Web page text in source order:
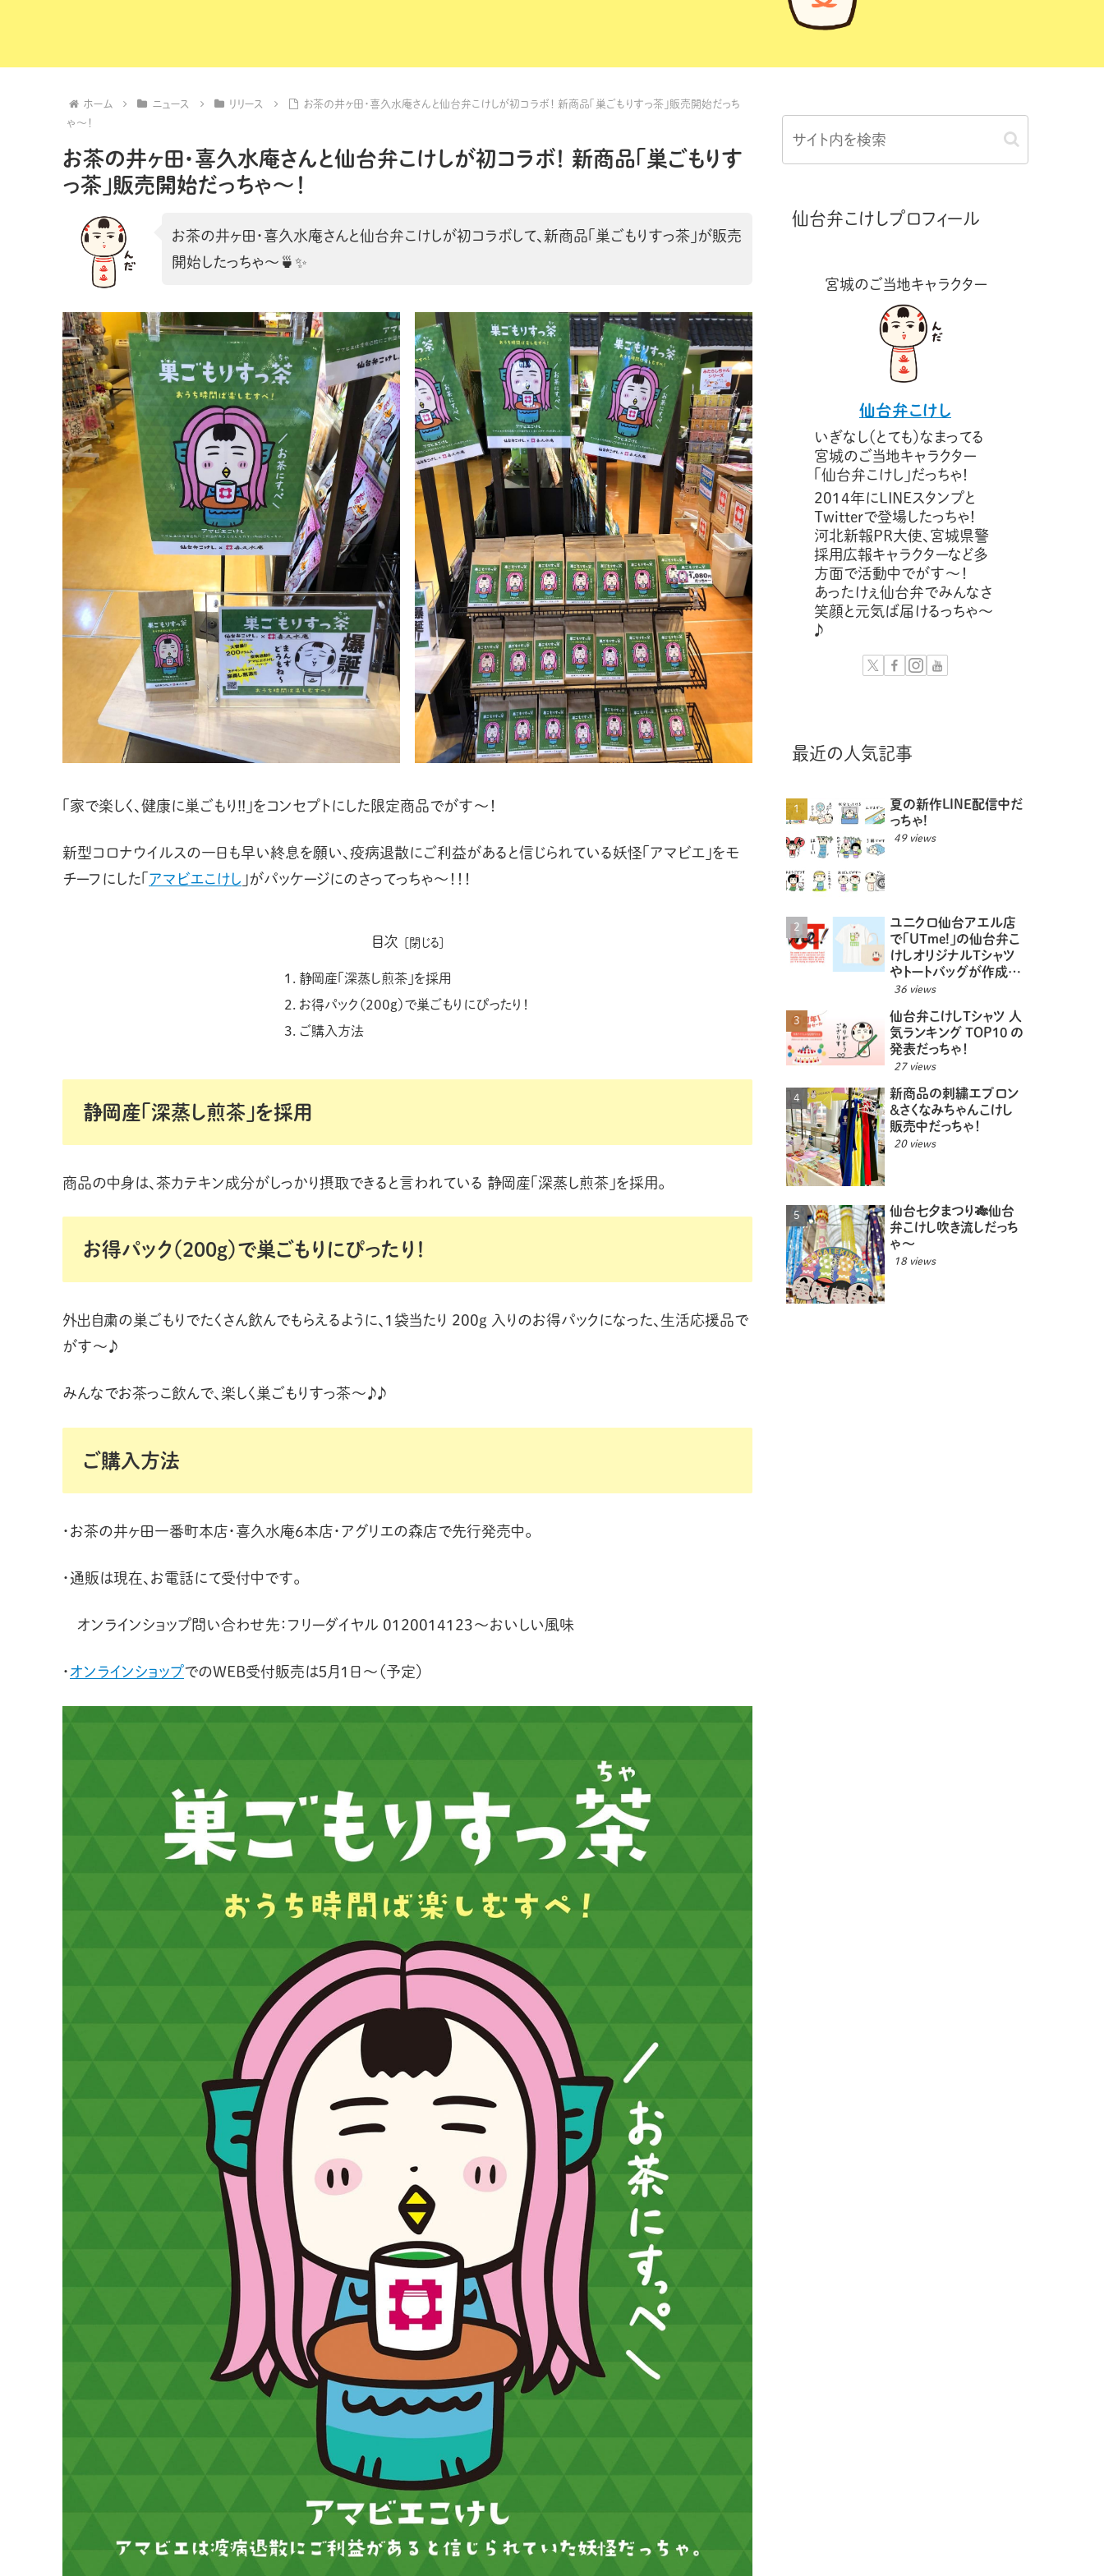
ホーム ニュース リリース
お茶の井ヶ田・喜久水庵さんと仙台弁こけしが初コラボ！ 新商品「巣ごもりすっ茶」販売開始だっち
ゃ〜！
お茶の井ヶ田・喜久水庵さんと仙台弁こけしが初コラボ！ 新商品「巣ごもりす
っ茶」販売開始だっちゃ〜！
お茶の井ヶ田・喜久水庵さんと仙台弁こけしが初コラボして、新商品「巣ごもりすっ茶」が販売
開始したっちゃ〜🍵✨
「家で楽しく、健康に巣ごもり!!」をコンセプトにした限定商品でがす〜！
新型コロナウイルスの一日も早い終息を願い、疫病退散にご利益があると信じられている妖怪「アマビエ」をモ
チーフにした「 アマビエこけし 」がパッケージにのさってっちゃ〜！！！
目次
静岡産「深蒸し煎茶」を採用
お得パック（200g）で巣ごもりにぴったり！
ご購入方法
静岡産「深蒸し煎茶」を採用
商品の中身は、茶カテキン成分がしっかり摂取できると言われている 静岡産「深蒸し煎茶」を採用。
お得パック（200g）で巣ごもりにぴったり！
外出自粛の巣ごもりでたくさん飲んでもらえるように、１袋当たり 200g 入りのお得パックになった、生活応援品で
がす〜♪
みんなでお茶っこ飲んで、楽しく巣ごもりすっ茶〜♪♪
ご購入方法
・お茶の井ヶ田一番町本店・喜久水庵6本店・アグリエの森店で先行発売中。
・通販は現在、お電話にて受付中です。
オンラインショップ問い合わせ先：フリーダイヤル 0120014123〜おいしい風味
・オンラインショップでのWEB受付販売は５月１日〜（予定）
仙台弁こけしプロフィール
宮城のご当地キャラクター
仙台弁こけし
いぎなし（とても）なまってる
宮城のご当地キャラクター
「仙台弁こけし」だっちゃ！
2014年にLINEスタンプと
Twitterで登場したっちゃ！
河北新報PR大使、宮城県警
採用広報キャラクターなど多
方面で活動中でがす〜！
あったけぇ仙台弁でみんなさ
笑顔と元気ば届けるっちゃ～
♪
最近の人気記事
夏の新作LINE配信中だ
っちゃ!
49 views
ユニクロ仙台アエル店
で「UTme!」の仙台弁こ
けしオリジナルTシャツ
やトートバッグが作成で
きるっちゃ！
36 views
仙台弁こけしTシャツ 人
気ランキング TOP10 の
発表だっちゃ！
27 views
新商品の刺繍エプロン
＆さくなみちゃんこけし
販売中だっちゃ！
20 views
仙台七夕まつり🎋仙台
弁こけし吹き流しだっち
ゃ〜
18 views